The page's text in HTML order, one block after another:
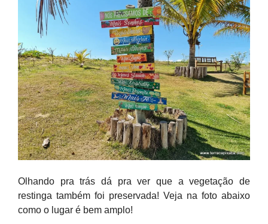
Olhando pra trás dá pra ver que a vegetação de
restinga também foi preservada! Veja na foto abaixo
como o lugar é bem amplo!